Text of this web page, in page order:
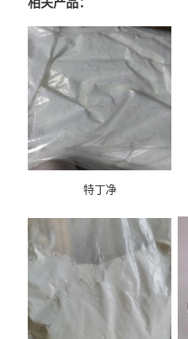
相关产品：
特丁净